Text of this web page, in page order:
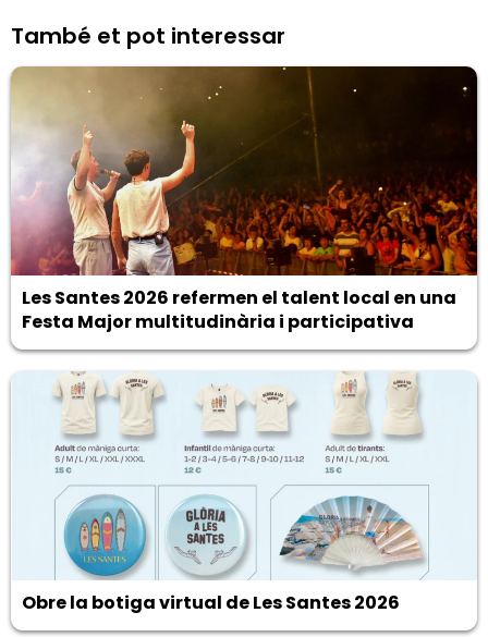
També et pot interessar
Les Santes 2026 refermen el talent local en una
Festa Major multitudinària i participativa
Obre la botiga virtual de Les Santes 2026